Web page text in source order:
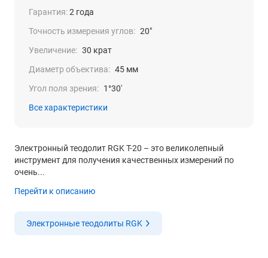
Гарантия:2 года
Точность измерения углов: 20"
Увеличение: 30 крат
Диаметр объектива: 45 мм
Угол поля зрения: 1°30′
Все характеристики
Электронный теодолит RGK T-20 – это великолепный
инструмент для получения качественных измерений по
очень...
Перейти к описанию
Электронные теодолиты RGK